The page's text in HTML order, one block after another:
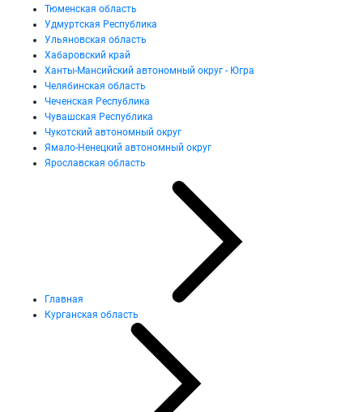
Тюменская область
Удмуртская Республика
Ульяновская область
Хабаровский край
Ханты-Мансийский автономный округ - Югра
Челябинская область
Чеченская Республика
Чувашская Республика
Чукотский автономный округ
Ямало-Ненецкий автономный округ
Ярославская область
Главная
Курганская область